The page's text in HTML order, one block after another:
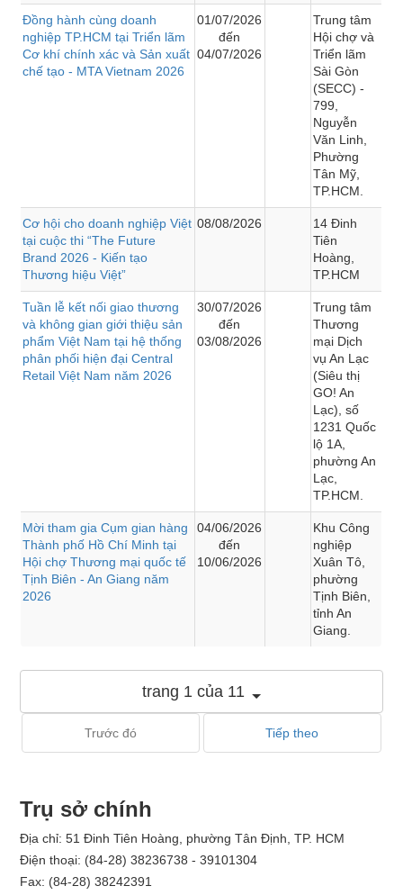
Đồng hành cùng doanh
nghiệp TP.HCM tại Triển lãm
Cơ khí chính xác và Sản xuất
chế tạo - MTA Vietnam 2026
01/07/2026
đến
04/07/2026
Trung tâm
Hội chợ và
Triển lãm
Sài Gòn
(SECC) -
799,
Nguyễn
Văn Linh,
Phường
Tân Mỹ,
TP.HCM.
Cơ hội cho doanh nghiệp Việt
tại cuộc thi “The Future
Brand 2026 - Kiến tạo
Thương hiệu Việt”
08/08/2026
14 Đinh
Tiên
Hoàng,
TP.HCM
Tuần lễ kết nối giao thương
và không gian giới thiệu sản
phẩm Việt Nam tại hệ thống
phân phối hiện đại Central
Retail Việt Nam năm 2026
30/07/2026
đến
03/08/2026
Trung tâm
Thương
mại Dịch
vụ An Lạc
(Siêu thị
GO! An
Lạc), số
1231 Quốc
lộ 1A,
phường An
Lạc,
TP.HCM.
Mời tham gia Cụm gian hàng
Thành phố Hồ Chí Minh tại
Hội chợ Thương mại quốc tế
Tịnh Biên - An Giang năm
2026
04/06/2026
đến
10/06/2026
Khu Công
nghiệp
Xuân Tô,
phường
Tịnh Biên,
tỉnh An
Giang.
trang 1 của 11
Trước đó Tiếp theo
Trụ sở chính
Địa chỉ: 51 Đinh Tiên Hoàng, phường Tân Định, TP. HCM
Điện thoại: (84-28) 38236738 - 39101304
Fax: (84-28) 38242391